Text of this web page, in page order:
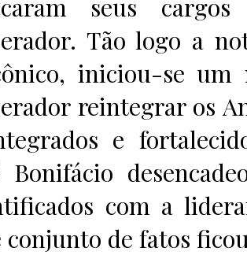
Tão logo a
iniciou-se
reintegrar os
e
Bonifácio
com a
conjunto de fatos